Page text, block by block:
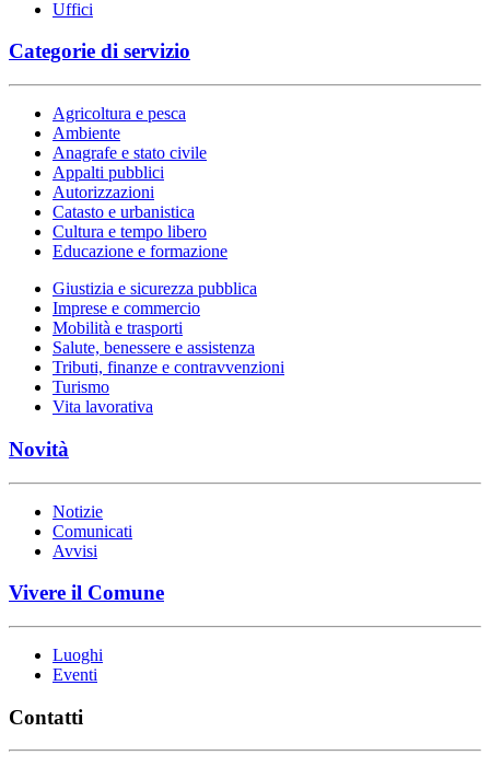
Uffici
Categorie di servizio
Agricoltura e pesca
Ambiente
Anagrafe e stato civile
Appalti pubblici
Autorizzazioni
Catasto e urbanistica
Cultura e tempo libero
Educazione e formazione
Giustizia e sicurezza pubblica
Imprese e commercio
Mobilità e trasporti
Salute, benessere e assistenza
Tributi, finanze e contravvenzioni
Turismo
Vita lavorativa
Novità
Notizie
Comunicati
Avvisi
Vivere il Comune
Luoghi
Eventi
Contatti